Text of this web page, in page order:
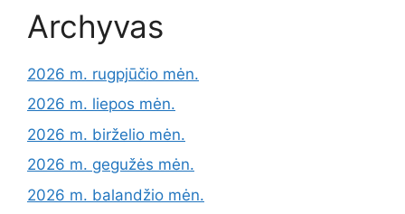
Archyvas
2026 m. rugpjūčio mėn.
2026 m. liepos mėn.
2026 m. birželio mėn.
2026 m. gegužės mėn.
2026 m. balandžio mėn.